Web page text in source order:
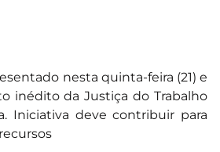
nesta quinta-feira (21) e
inédito da Justiça do Trabalho
Iniciativa deve contribuir para